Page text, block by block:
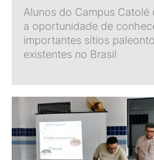
Alunos do Campus Catolé
a oportunidade de
importantes sítios
existentes no Brasil